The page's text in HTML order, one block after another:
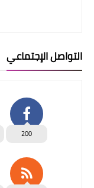
التواصل الإجتماعي
200